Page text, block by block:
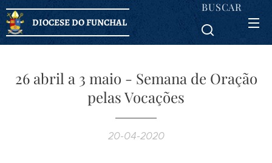
DIOCESE DO FUNCHAL
BUSCAR
26 abril a 3 maio - Semana de Oração
pelas Vocações
20-04-2020